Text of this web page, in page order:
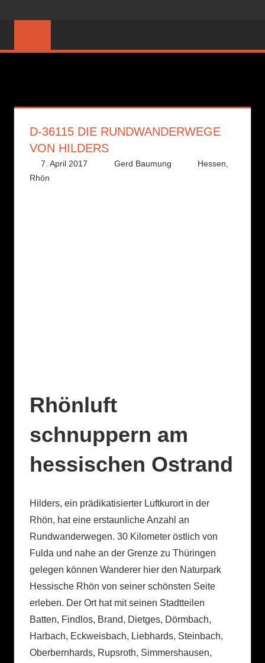
D-36115 DIE RUNDWANDERWEGE
VON HILDERS
7. April 2017 Gerd Baumung Hessen,
Rhön
Rhönluft
schnuppern am
hessischen Ostrand
Hilders, ein prädikatisierter Luftkurort in der
Rhön, hat eine erstaunliche Anzahl an
Rundwanderwegen. 30 Kilometer östlich von
Fulda und nahe an der Grenze zu Thüringen
gelegen können Wanderer hier den Naturpark
Hessische Rhön von seiner schönsten Seite
erleben. Der Ort hat mit seinen Stadtteilen
Batten, Findlos, Brand, Dietges, Dörmbach,
Harbach, Eckweisbach, Liebhards, Steinbach,
Oberbernhards, Rupsroth, Simmershausen,